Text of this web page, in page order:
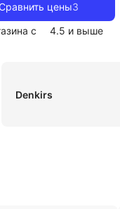
Сравнить цены3
с
4.5 и выше
Denkirs